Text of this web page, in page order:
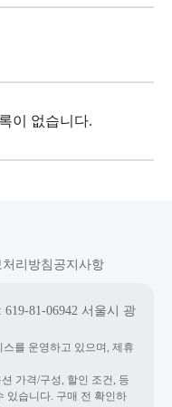
이 없습니다.
리방침 공지사항
81-06942 서울시 광
를 운영하고 있으며, 제휴
가격/구성, 할인 조건, 등
있습니다. 구매 전 확인하